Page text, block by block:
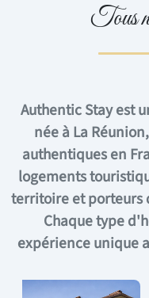
Tous
Authentic Stay est
née à La
authentiques en
logements
territoire et porteurs
Chaque type
expérience unique